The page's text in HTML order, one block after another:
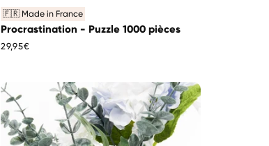
🇫🇷 Made in France
Procrastination - Puzzle 1000 pièces
Prix
29,95€